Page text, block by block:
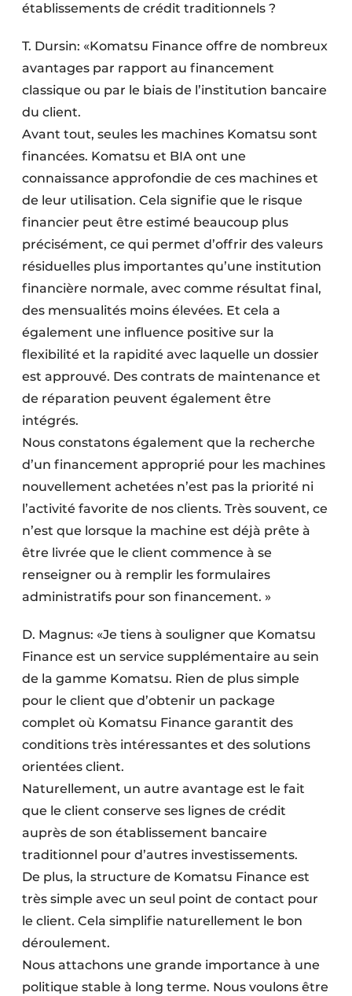
établissements de crédit traditionnels ?
T. Dursin: «Komatsu Finance offre de nombreux
avantages par rapport au financement
classique ou par le biais de l’institution bancaire
du client.
Avant tout, seules les machines Komatsu sont
financées. Komatsu et BIA ont une
connaissance approfondie de ces machines et
de leur utilisation. Cela signifie que le risque
financier peut être estimé beaucoup plus
précisément, ce qui permet d’offrir des valeurs
résiduelles plus importantes qu’une institution
financière normale, avec comme résultat final,
des mensualités moins élevées. Et cela a
également une influence positive sur la
flexibilité et la rapidité avec laquelle un dossier
est approuvé. Des contrats de maintenance et
de réparation peuvent également être
intégrés.
Nous constatons également que la recherche
d’un financement approprié pour les machines
nouvellement achetées n’est pas la priorité ni
l’activité favorite de nos clients. Très souvent, ce
n’est que lorsque la machine est déjà prête à
être livrée que le client commence à se
renseigner ou à remplir les formulaires
administratifs pour son financement. »
D. Magnus: «Je tiens à souligner que Komatsu
Finance est un service supplémentaire au sein
de la gamme Komatsu. Rien de plus simple
pour le client que d’obtenir un package
complet où Komatsu Finance garantit des
conditions très intéressantes et des solutions
orientées client.
Naturellement, un autre avantage est le fait
que le client conserve ses lignes de crédit
auprès de son établissement bancaire
traditionnel pour d’autres investissements.
De plus, la structure de Komatsu Finance est
très simple avec un seul point de contact pour
le client. Cela simplifie naturellement le bon
déroulement.
Nous attachons une grande importance à une
politique stable à long terme. Nous voulons être